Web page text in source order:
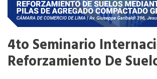
4to Seminario
Reforzamiento De